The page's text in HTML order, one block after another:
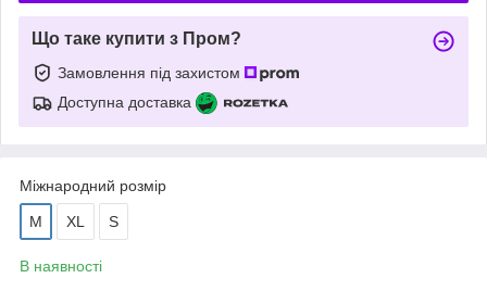
Що таке купити з Пром?
Замовлення під захистом
Доступна доставка
Міжнародний розмір
M XL S
В наявності